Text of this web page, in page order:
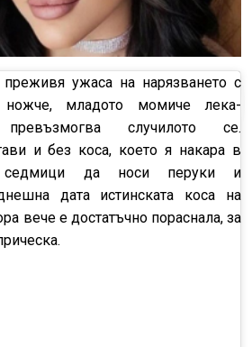
ужаса на нарязването с
ножче, младото момиче лека-
случилото се.
и без коса, което я накара в
седмици да носи перуки и
дата истинската коса на
вече е достатъчно пораснала, за